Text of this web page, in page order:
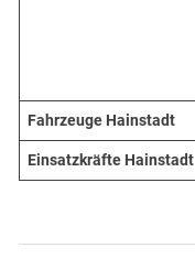
Fahrzeuge Hainstadt
Einsatzkräfte Hainstadt